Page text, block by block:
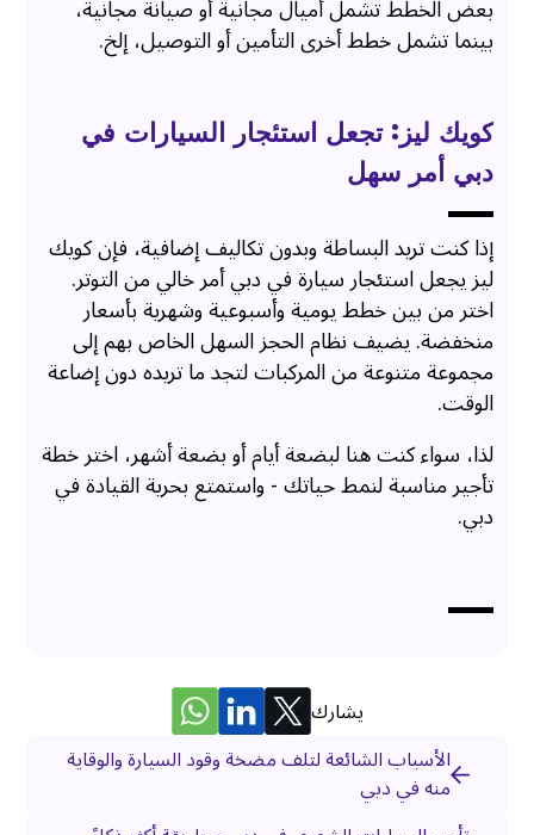
بعض الخطط تشمل أميال مجانية أو صيانة مجانية،
بينما تشمل خطط أخرى التأمين أو التوصيل، إلخ.
كويك ليز: تجعل استئجار السيارات في
دبي أمر سهل
إذا كنت تريد البساطة وبدون تكاليف إضافية، فإن كويك
ليز يجعل استئجار سيارة في دبي أمر خالي من التوتر.
اختر من بين خطط يومية وأسبوعية وشهرية بأسعار
منخفضة. يضيف نظام الحجز السهل الخاص بهم إلى
مجموعة متنوعة من المركبات لتجد ما تريده دون إضاعة
الوقت.
لذا، سواء كنت هنا لبضعة أيام أو بضعة أشهر، اختر خطة
تأجير مناسبة لنمط حياتك - واستمتع بحرية القيادة في
دبي.
يشارك
الأسباب الشائعة لتلف مضخة وقود السيارة والوقاية
منه في دبي